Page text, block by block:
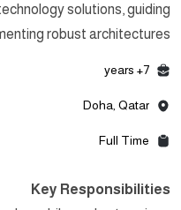
solutions, guiding
robust architectures.
7+ years
Doha, Qatar
Full Time
Key Responsibilities